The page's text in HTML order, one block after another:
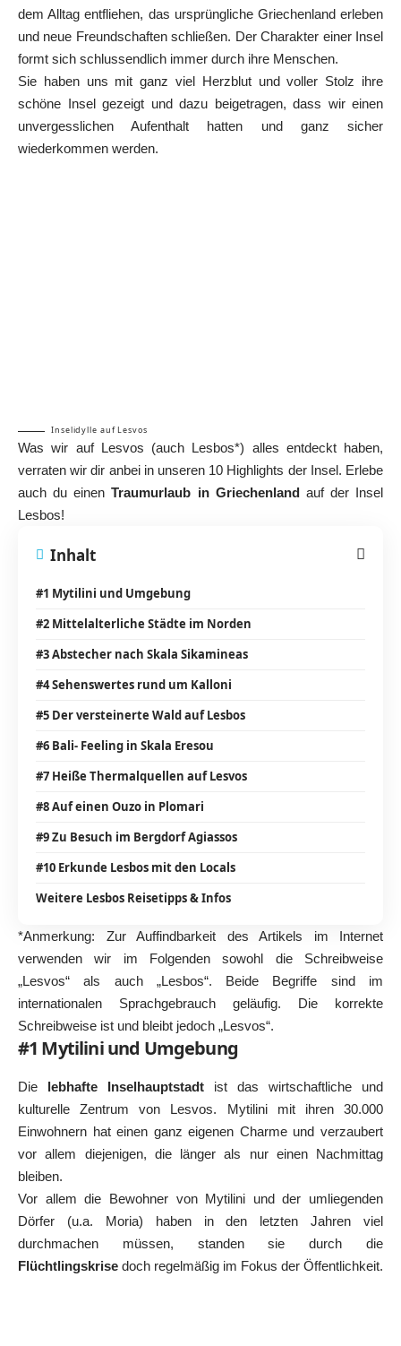
dem Alltag entfliehen, das ursprüngliche Griechenland erleben
und neue Freundschaften schließen. Der Charakter einer Insel
formt sich schlussendlich immer durch ihre Menschen.
Sie haben uns mit ganz viel Herzblut und voller Stolz ihre
schöne Insel gezeigt und dazu beigetragen, dass wir einen
unvergesslichen Aufenthalt hatten und ganz sicher
wiederkommen werden.
Inselidylle auf Lesvos
Was wir auf Lesvos (auch Lesbos*) alles entdeckt haben,
verraten wir dir anbei in unseren 10 Highlights der Insel. Erlebe
auch du einenTraumurlaub in Griechenlandauf der Insel
Lesbos!
Inhalt
#1 Mytilini und Umgebung
#2 Mittelalterliche Städte im Norden
#3 Abstecher nach Skala Sikamineas
#4 Sehenswertes rund um Kalloni
#5 Der versteinerte Wald auf Lesbos
#6 Bali- Feeling in Skala Eresou
#7 Heiße Thermalquellen auf Lesvos
#8 Auf einen Ouzo in Plomari
#9 Zu Besuch im Bergdorf Agiassos
#10 Erkunde Lesbos mit den Locals
Weitere Lesbos Reisetipps & Infos
*Anmerkung: Zur Auffindbarkeit des Artikels im Internet
verwenden wir im Folgenden sowohl die Schreibweise
„Lesvos“ als auch „Lesbos“. Beide Begriffe sind im
internationalen Sprachgebrauch geläufig. Die korrekte
Schreibweise ist und bleibt jedoch „Lesvos“.
#1 Mytilini und Umgebung
Die lebhafte Inselhauptstadt ist das wirtschaftliche und
kulturelle Zentrum von Lesvos. Mytilini mit ihren 30.000
Einwohnern hat einen ganz eigenen Charme und verzaubert
vor allem diejenigen, die länger als nur einen Nachmittag
bleiben.
Vor allem die Bewohner von Mytilini und der umliegenden
Dörfer (u.a. Moria) haben in den letzten Jahren viel
durchmachen müssen, standen sie durch die
Flüchtlingskrise doch regelmäßig im Fokus der Öffentlichkeit.